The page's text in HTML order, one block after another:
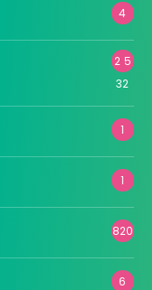
4
2 5
32
1
1
820
6